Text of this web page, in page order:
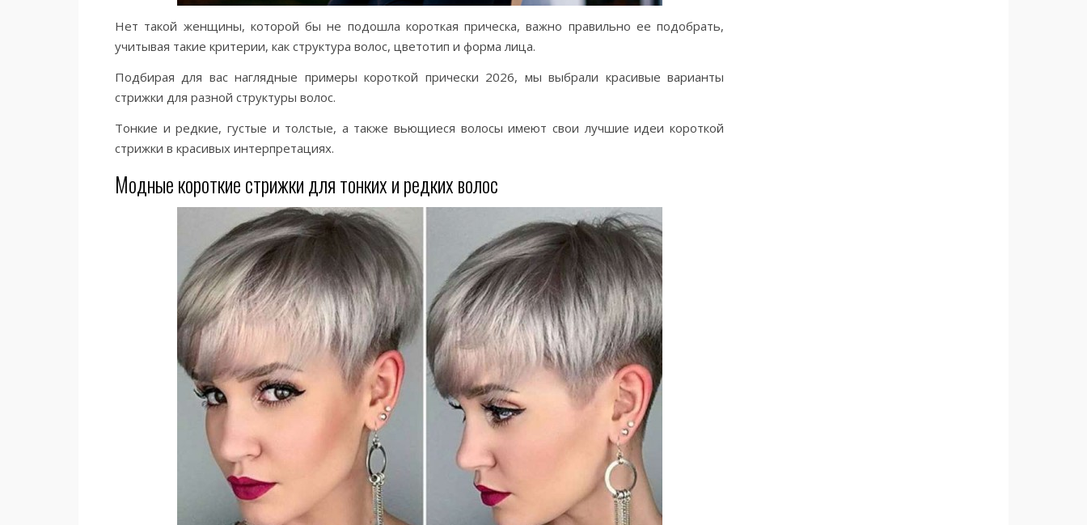
Нет такой женщины, которой бы не подошла короткая прическа, важно правильно ее подобрать,
учитывая такие критерии, как структура волос, цветотип и форма лица.
Подбирая для вас наглядные примеры короткой прически 2026, мы выбрали красивые варианты
стрижки для разной структуры волос.
Тонкие и редкие, густые и толстые, а также вьющиеся волосы имеют свои лучшие идеи короткой
стрижки в красивых интерпретациях.
Модные короткие стрижки для тонких и редких волос